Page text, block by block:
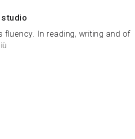
fluency. In reading, writing and of